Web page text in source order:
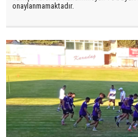
onaylanmamaktadır.